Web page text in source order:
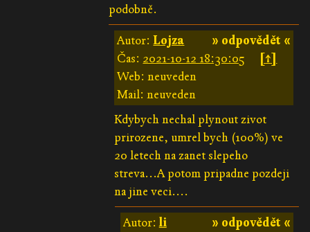
podobně.
» odpovědět «
Autor:Lojza
Čas: 2021-10-12 18:30:05
[↑]
Web: neuveden
Mail: neuveden
Kdybych nechal plynout zivot
prirozene, umrel bych (100%) ve
20 letech na zanet slepeho
streva...A potom pripadne pozdeji
na jine veci....
» odpovědět «
Autor:li